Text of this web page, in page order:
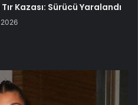
Kazası: Sürücü Yaralandı